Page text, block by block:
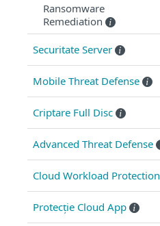
Ransomware
Remediation
Securitate Server
Mobile Threat Defense
Criptare Full Disc
Advanced Threat Defense
Cloud Workload Protection
Protecție Cloud App